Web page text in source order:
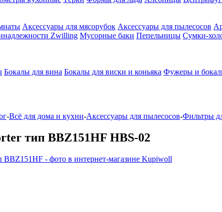
Аксессуары для мясорубок Аксессуары для пылесосов
Zwilling Мусорные баки Пепельницы Сумки-
Бокалы для вина Бокалы для виски и коньяка Фужеры и
-Всё для дома и кухни-Аксессуары для пылесосов-Фильтры
тип BBZ151HF HBS-02